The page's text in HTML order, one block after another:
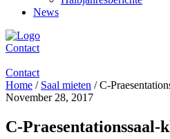
News
Contact
Contact
Home / Saal mieten /C-
November 28, 2017
C-Praesentationssaal-